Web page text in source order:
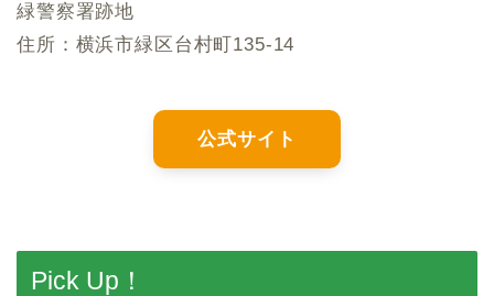
緑警察署跡地
住所：横浜市緑区台村町135-14
公式サイト
Pick Up！